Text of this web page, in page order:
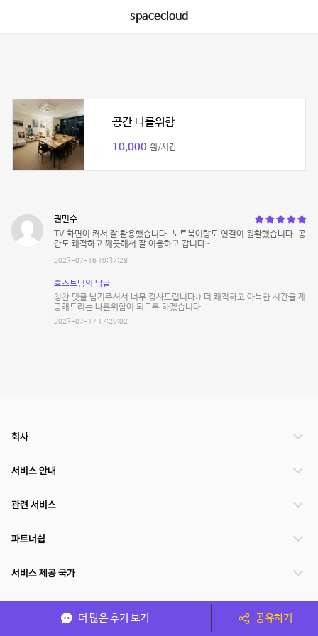
spacecloud
공간 나를위함
10,000 원/시간
권민수
TV 화면이 커서 잘 활용했습니다. 노트북이랑도 연결이 원활했습니다. 공
간도 쾌적하고 깨끗해서 잘 이용하고 갑니다~
2023-07-16 19:37:28
호스트님의 답글
칭찬 댓글 남겨주셔서 너무 감사드립니다:) 더 쾌적하고 아늑한 시간을 제
공해드리는 나를위함이 되도록 하겠습니다.
2023-07-17 17:29:02
더 많은 후기 보기 공유하기
회사
서비스 안내
관련 서비스
파트너쉽
서비스 제공 국가
(주)NSPACE 사업자정보